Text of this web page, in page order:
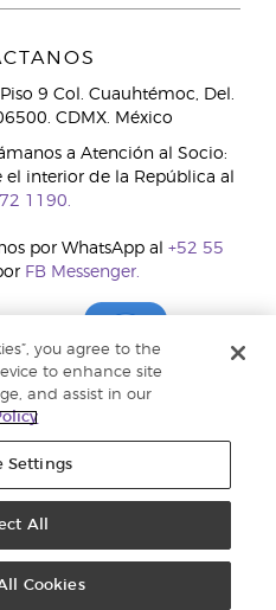
9 Col. Cuauhtémoc, Del.
CDMX. México
a Atención al Socio:
el interior de la República al
1190.
por WhatsApp al +52 55
FB Messenger.
you agree to the
to enhance site
and assist in our
Settings
All
Cookies